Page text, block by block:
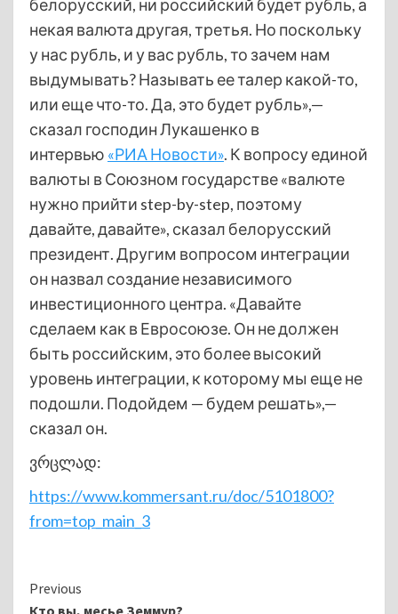
белорусский, ни российский будет рубль, а
некая валюта другая, третья. Но поскольку
у нас рубль, и у вас рубль, то зачем нам
выдумывать? Называть ее талер какой-то,
или еще что-то. Да, это будет рубль»,—
сказал господин Лукашенко в
интервью «РИА Новости». К вопросу единой
валюты в Союзном государстве «валюте
нужно прийти step-by-step, поэтому
давайте, давайте», сказал белорусский
президент. Другим вопросом интеграции
он назвал создание независимого
инвестиционного центра. «Давайте
сделаем как в Евросоюзе. Он не должен
быть российским, это более высокий
уровень интеграции, к которому мы еще не
подошли. Подойдем — будем решать»,—
сказал он.
ვრცლად:
https://www.kommersant.ru/doc/5101800?
from=top_main_3
Continue
Previous